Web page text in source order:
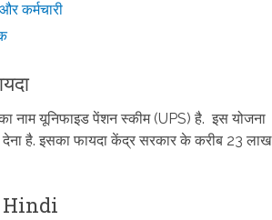
कर्मचारी
नाम यूनिफाइड पेंशन स्कीम (UPS) है. इस योजना
देना है. इसका फायदा केंद्र सरकार के करीब 23 लाख
Hindi